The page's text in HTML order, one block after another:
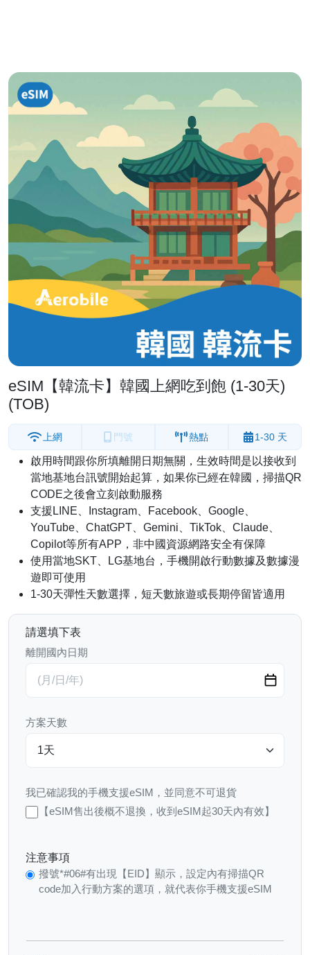
eSIM【韓流卡】韓國上網吃到飽 (1-30天)
(TOB)
上網 門號 熱點 1-30 天
啟用時間跟你所填離開日期無關，生效時間是以接收到
當地基地台訊號開始起算，如果你已經在韓國，掃描QR
CODE之後會立刻啟動服務
支援LINE、Instagram、Facebook、Google、
YouTube、ChatGPT、Gemini、TikTok、Claude、
Copilot等所有APP，非中國資源網路安全有保障
使用當地SKT、LG基地台，手機開啟行動數據及數據漫
遊即可使用
1-30天彈性天數選擇，短天數旅遊或長期停留皆適用
請選填下表
離開國內日期
方案天數
我已確認我的手機支援eSIM，並同意不可退貨
【eSIM售出後概不退換，收到eSIM起30天內有效】
注意事項
撥號*#06#有出現【EID】顯示，設定內有掃描QR
code加入行動方案的選項，就代表你手機支援eSIM